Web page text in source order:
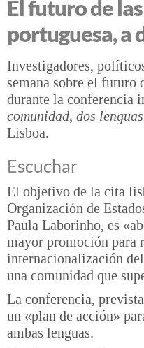
El futuro de
portuguesa, a
Investigadores,
semana sobre el futuro
durante la conferencia
comunidad, dos
Lisboa.
Escuchar
El objetivo de la cita
Organización de
Paula Laborinho, es
mayor promoción para
internacionalización
una comunidad que
La conferencia,
un «plan de acción»
ambas lenguas.